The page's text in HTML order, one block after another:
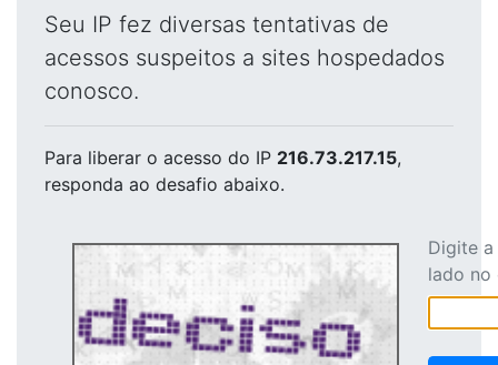
Seu IP fez diversas tentativas de
acessos suspeitos a sites hospedados
conosco.
Para liberar o acesso do IP 216.73.217.15,
responda ao desafio abaixo.
Digite
lado no